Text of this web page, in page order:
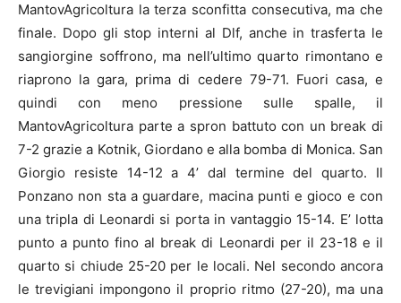
MantovAgricoltura la terza sconfitta consecutiva, ma che
finale. Dopo gli stop interni al Dlf, anche in trasferta le
sangiorgine soffrono, ma nell’ultimo quarto rimontano e
riaprono la gara, prima di cedere 79-71. Fuori casa, e
quindi con meno pressione sulle spalle, il
MantovAgricoltura parte a spron battuto con un break di
7-2 grazie a Kotnik, Giordano e alla bomba di Monica. San
Giorgio resiste 14-12 a 4’ dal termine del quarto. Il
Ponzano non sta a guardare, macina punti e gioco e con
una tripla di Leonardi si porta in vantaggio 15-14. E’ lotta
punto a punto fino al break di Leonardi per il 23-18 e il
quarto si chiude 25-20 per le locali. Nel secondo ancora
le trevigiani impongono il proprio ritmo (27-20), ma una